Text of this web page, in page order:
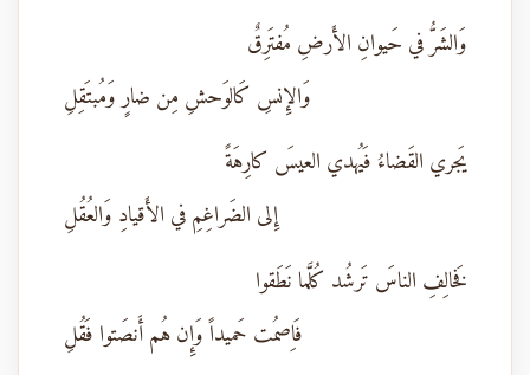
وَالشَرُّ في حَيوانِ الأَرضِ مُفتَرِقٌ
وَالإِنسِ كَالوَحشِ مِن ضارٍ وَمُبتَقِلِ
يَجري القَضاءُ فَيُهدي العيسَ كارِهَةً
إِلى الضَراغِمِ في الأَقيادِ وَالعُقُلِ
فَخالِفِ الناسَ تَرشُد كُلَّما نَطَقوا
فَاِصمُت حَميداً وَإِن هُم أَنصَتوا فَقُلِ